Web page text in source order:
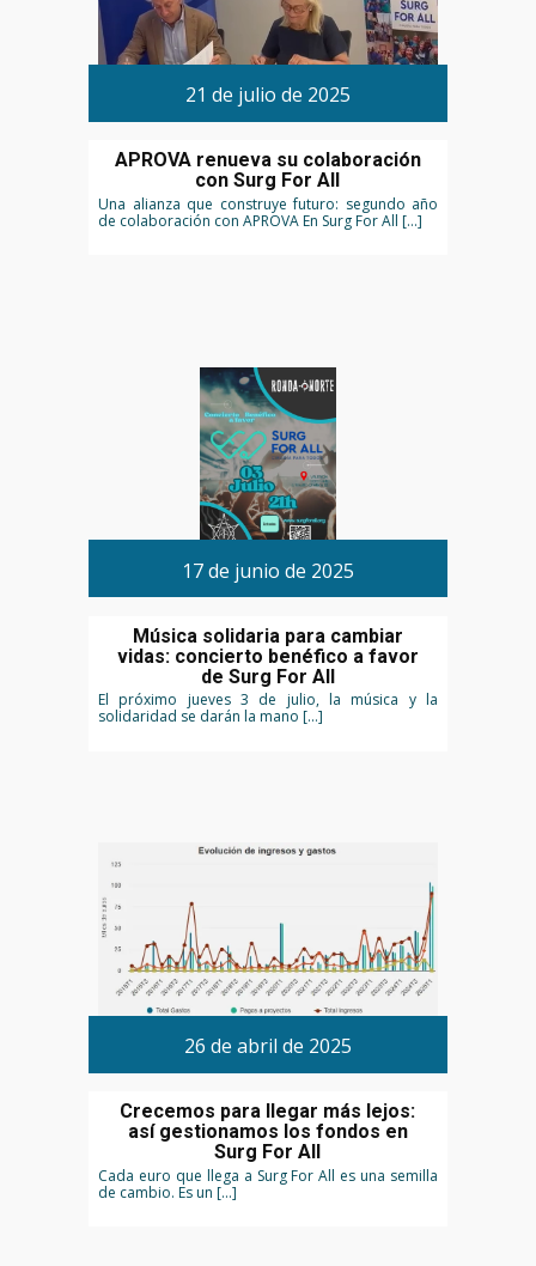
21 de julio de 2025
APROVA renueva su colaboración
con Surg For All
Una alianza que construye futuro: segundo año
de colaboración con APROVA En Surg For All […]
17 de junio de 2025
Música solidaria para cambiar
vidas: concierto benéfico a favor
de Surg For All
El próximo jueves 3 de julio, la música y la
solidaridad se darán la mano […]
26 de abril de 2025
Crecemos para llegar más lejos:
así gestionamos los fondos en
Surg For All
Cada euro que llega a Surg For All es una semilla
de cambio. Es un […]